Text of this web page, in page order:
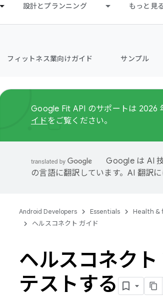
設計とプランニング もっと見る
フィットネス業向けガイド サンプル
Google Fit API のサポートは 2026
イド をご覧ください。
Google は AI
の言語に翻訳しています。AI 翻訳
Android Developers Essentials
Health &
ヘルスコネクト ガイド
ヘルスコネク
テストする